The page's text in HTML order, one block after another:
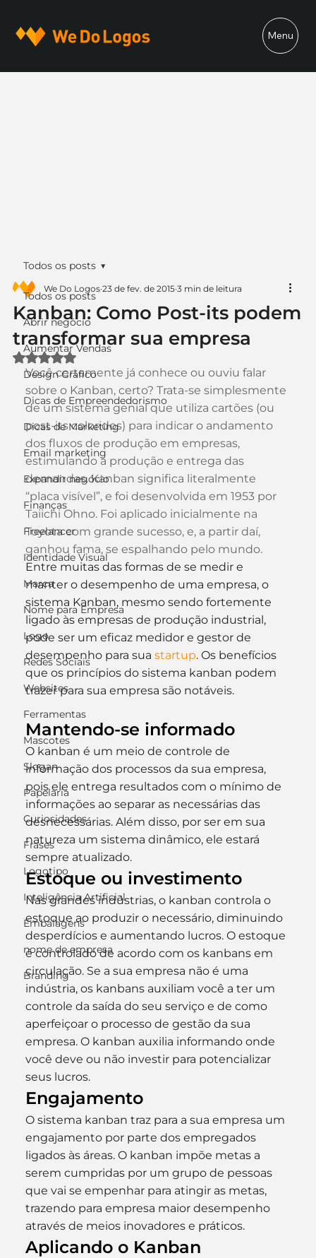
Menu
Todos os posts
Abrir negócio
Aumentar Vendas
Design Gráfico
Dicas de Empreendedorismo
Dicas de Marketing
Email marketing
Expandir negócio
Finanças
Freelancer
Identidade Visual
Marca
Nome para Empresa
Logo
Redes Sociais
Websites
Ferramentas
Mascotes
Slogan
Papelaria
Curiosidades
Frases
Logotipo
Inteligência Artificial
Embalagens
nome de empresa
Branding
Todos os posts
Kanban: Como Post-its podem
transformar sua empresa
We Do Logos 23 de fev. de 2015 3 min de leitura
Avaliado com NaN de 5 estrelas.
Você certamente já conhece ou ouviu falar
sobre o Kanban, certo? Trata-se simplesmente
de um sistema genial que utiliza cartões (ou
post-its coloridos) para indicar o andamento
dos fluxos de produção em empresas,
estimulando a produção e entrega das
demandas. Kanban significa literalmente
“placa visível”, e foi desenvolvida em 1953 por
Taiichi Ohno. Foi aplicado inicialmente na
Toyota com grande sucesso, e, a partir daí,
ganhou fama, se espalhando pelo mundo.
Entre muitas das formas de se medir e
manter o desempenho de uma empresa, o
sistema Kanban, mesmo sendo fortemente
ligado às empresas de produção industrial,
pode ser um eficaz medidor e gestor de
desempenho para sua startup. Os benefícios
que os princípios do sistema kanban podem
trazer para sua empresa são notáveis.
Mantendo-se informado
O kanban é um meio de controle de
informação dos processos da sua empresa,
pois ele entrega resultados com o mínimo de
informações ao separar as necessárias das
desnecessárias. Além disso, por ser em sua
natureza um sistema dinâmico, ele estará
sempre atualizado.
Estoque ou investimento
Nas grandes indústrias, o kanban controla o
estoque ao produzir o necessário, diminuindo
desperdícios e aumentando lucros. O estoque
é controlado de acordo com os kanbans em
circulação. Se a sua empresa não é uma
indústria, os kanbans auxiliam você a ter um
controle da saída do seu serviço e de como
aperfeiçoar o processo de gestão da sua
empresa. O kanban auxilia informando onde
você deve ou não investir para potencializar
seus lucros.
Engajamento
O sistema kanban traz para a sua empresa um
engajamento por parte dos empregados
ligados às áreas. O kanban impõe metas a
serem cumpridas por um grupo de pessoas
que vai se empenhar para atingir as metas,
trazendo para empresa maior desempenho
através de meios inovadores e práticos.
Aplicando o Kanban